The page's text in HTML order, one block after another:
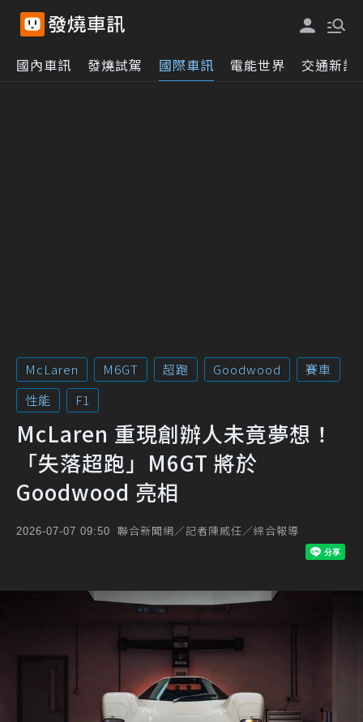
國內車訊 發燒試駕 國際車訊 電能世界 交通新訊
McLaren M6GT 超跑 Goodwood
賽車
性能
F1
McLaren 重現創辦人未竟夢想！
「失落超跑」M6GT 將於
Goodwood 亮相
2026-07-07 09:50 聯合新聞網／記者陳威任／綜合報導